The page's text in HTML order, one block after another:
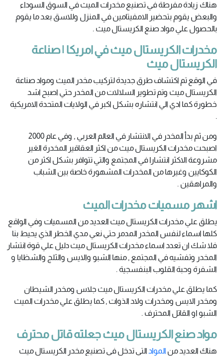
هناك زيادة مفرطة في تصنيع مخدرات الميث في السوق السوداء
والبعض يقوم بتحضير الامفيتامين في المنزل وللاسق بعد ما يقوم
بالحصول علي مواد صنع الكريستال ميث .
مخدرات الكريستال ميث في امريكا | صناعة
الكريستال ميث
في الوقع تم اكتشاف طرق جديدة لتركيب مخدر الميث ومواد صناعة
الكريستال ميث وتم تطوير السلالات من المخدر حتي اصبح اشد
خطورة كما ادي الي انتشاره بشكل اكبر في الولايات المتحدة الامريكية
.
ومن ثم بدأ المخدر في الانتشار في العالم العربي , وفي عام 2000
اصبحت مخدرات الكريستال ميث من اكثر العقاقير المخدرة الغير
مشروعة الاكثر انتشارا في المجتمع والتي تتوافر بشكل اكثر من
الكوكايين وغيرها من المخدرات المشهورة خاصة بين الشباب
والمراهقين .
اشهر مسميات مخدرات الميث
يطلق علي مخدرات الكريستال ميث العديد من المسميات وفي الواقع
كلها اسماء لنفس المخدر المدمر حتي نعي مدي الخطر الذي يحيط بنا
فلا شك ان تعدد اسماء مخدرات الكريستال ميث دليل علي قوة انتشار
المخدر وتفشيه في المجتمع , منها الشبو والايس والثلج والشظايا و
الشفرة وحبة القلوب البنفسجية .
كما يطلق علي مخدرات الكريستال ميث جلاس ومخدر الشيطان
ومخدر الايس ومخدرات ولاد الذوات , كما يطلق علي مخدرات الميث
الشبو او القاتل المحترف .
مواد صنع الكريستال ميث جعلته قاتل محترف
هناك العديد من المواد التي تدخل في تصنيع مخدر الكريستال ميث